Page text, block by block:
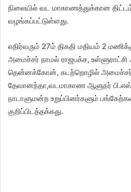
நிலையில் வட மாகாணத்துக்கான
வழங்கப்பட்டுள்ளது.
எதிர்வரும் 27ம் திகதி மதியம் 2
அமைச்சர் நாமல் ராஜபக்ச,
தென்னக்கோன், கடற்றொழில்
தேவானந்தா,வடமாகாண ஆளுநர்
நாடாளுமன்ற உறுப்பினர்களும்
குறிப்பிடத்தக்கது.